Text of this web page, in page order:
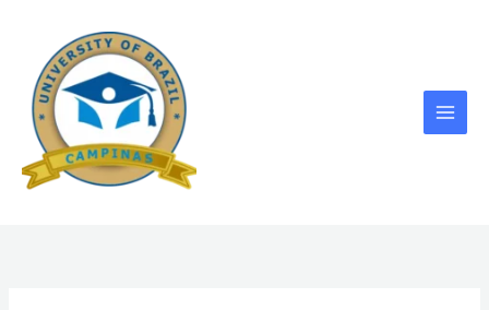
content